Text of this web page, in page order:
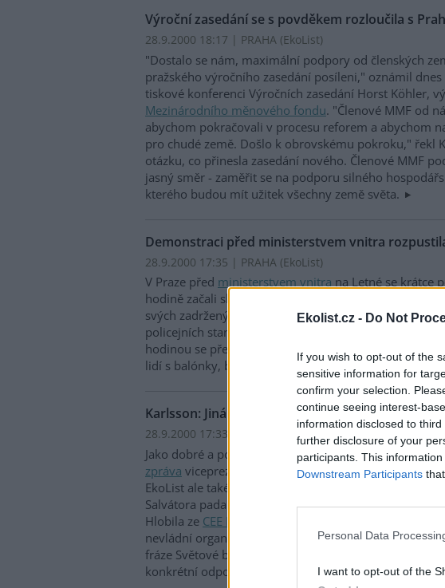
Ekolist.cz - Do Not
If you wish to opt-out of the
sensitive information for
confirm your selection.
continue seeing interest-
information disclosed to
further disclosure of your
participants. This
Downstream Participants
Personal Data
I want to opt-out of the
Výroční zasedání se s povděkem rozloučila s
28.9.2000 18:17 | PRAHA (EkoList)
"Dostalo se nám, maximální podpory od členských
pražského výročního zasedání posíleni," oznámil dnes
tiskové konferenci Výročních zasedání Horst Köhler,
Mezinárodního měnového fondu. "Členové MMF od
abychom pokračovali v procesu reforem a abychom
pro chudé země. Došlo k obrovskému pokroku," řekl
otázku, co přinesla zasedání nového. Členové MMF
jasný směr - zaměřit se na podporu silného
kterého budou mít užitek všechny země světa.
Demonstraci před ministerstvem vnitra
28.9.2000 17:35 | PRAHA (EkoList)
V Praze před ministerstvem vnitra na Letné se krátce
hodině začali shromažďovat demonstranti požadující
svých zadržených kamarádů a vyšetření údajných
policejních stanicích a údajné policejní brutality. Před
hodinou se před vchodem do ministerstva shromáždilo
lidí s balónky, bubínky a jinými hudebními nástroji.
Karlsson: Jiná zpráva byla zajímavá a
28.9.2000 17:33 | PRAHA (EkoList)
Jako dobré a pozitivní označil své dojmy z
zpráva viceprezident Světové bankyMats Karlsson.
EkoList ale také přiznal, že během závěrečné diskuse v
Salvátora padala silná slova. Na druhou stranu odmítl
Hlobila ze CEE Bankwatch Network
nevládní organizace si v panelové diskusi nenechaly
fráze Světové banky i
konkrétní odpovědi.